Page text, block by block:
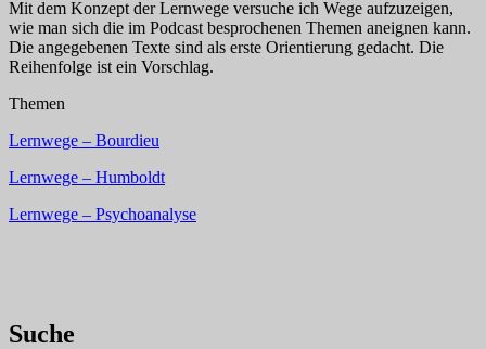
Mit dem Konzept der Lernwege versuche ich Wege aufzuzeigen,
wie man sich die im Podcast besprochenen Themen aneignen kann.
Die angegebenen Texte sind als erste Orientierung gedacht. Die
Reihenfolge ist ein Vorschlag.
Themen
Lernwege – Bourdieu
Lernwege – Humboldt
Lernwege – Psychoanalyse
Suche